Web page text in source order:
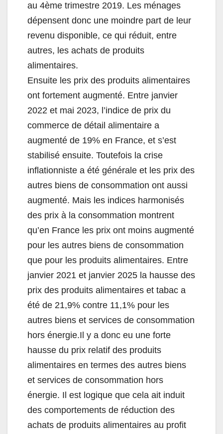
au 4ème trimestre 2019. Les ménages
dépensent donc une moindre part de leur
revenu disponible, ce qui réduit, entre
autres, les achats de produits
alimentaires.
Ensuite les prix des produits alimentaires
ont fortement augmenté. Entre janvier
2022 et mai 2023, l’indice de prix du
commerce de détail alimentaire a
augmenté de 19% en France, et s’est
stabilisé ensuite. Toutefois la crise
inflationniste a été générale et les prix des
autres biens de consommation ont aussi
augmenté. Mais les indices harmonisés
des prix à la consommation montrent
qu’en France les prix ont moins augmenté
pour les autres biens de consommation
que pour les produits alimentaires. Entre
janvier 2021 et janvier 2025 la hausse des
prix des produits alimentaires et tabac a
été de 21,9% contre 11,1% pour les
autres biens et services de consommation
hors énergie.Il y a donc eu une forte
hausse du prix relatif des produits
alimentaires en termes des autres biens
et services de consommation hors
énergie. Il est logique que cela ait induit
des comportements de réduction des
achats de produits alimentaires au profit